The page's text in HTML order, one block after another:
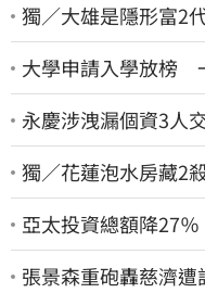
獨／大雄是隱形富2
大學申請入學放榜
永慶涉洩漏個資3人
獨／花蓮泡水房藏2
亞太投資總額降27
張景森重砲轟慈濟